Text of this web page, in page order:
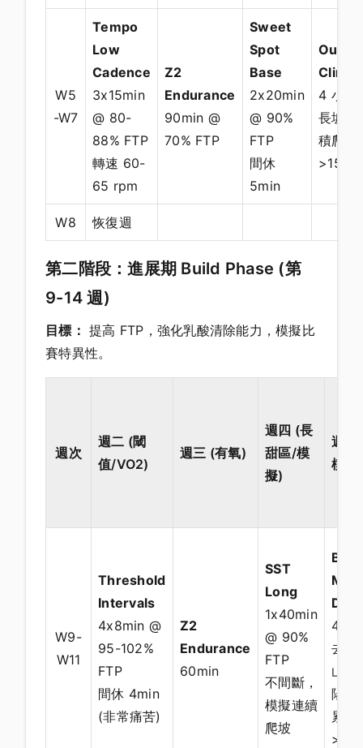
W5
-W7
Tempo
Low
Cadence
3x15min
@ 80-
88% FTP
轉速 60-
65 rpm
Z2
Endurance
90min @
70% FTP
Sweet
Spot
Base
2x20min
@ 90%
FTP
間休
5min
4 小時
長坡，
積爬升
W8 恢復週
第二階段：進展期 Build Phase (第
9-14 週)
目標： 提高 FTP，強化乳酸清除能力，模擬比
賽特異性。
週次
週二 (閾
值/VO2)
週三 (有氧)
週四 (長
甜區/模
擬)
週六
模擬)
W9-
W11
Threshold
Intervals
4x8min @
95-102%
FTP
間休 4min
(非常痛苦)
Z2
Endurance
60min
SST
Long
1x40min
@ 90%
FTP
不間斷，
模擬連續
爬坡
Big
Day
4-5
去騎
山/
陽明
累積